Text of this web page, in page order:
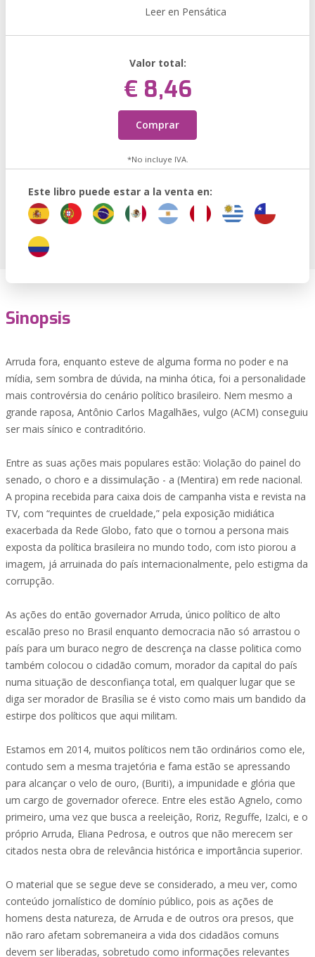
Leer en Pensática
Valor total:
€ 8,46
Comprar
*No incluye IVA.
Este libro puede estar a la venta en:
Sinopsis
Arruda fora, enquanto esteve de alguma forma no poder e na
mídia, sem sombra de dúvida, na minha ótica, foi a personalidade
mais controvérsia do cenário político brasileiro. Nem mesmo a
grande raposa, Antônio Carlos Magalhães, vulgo (ACM) conseguiu
ser mais sínico e contraditório.
Entre as suas ações mais populares estão: Violação do painel do
senado, o choro e a dissimulação - a (Mentira) em rede nacional.
A propina recebida para caixa dois de campanha vista e revista na
TV, com “requintes de crueldade,” pela exposição midiática
exacerbada da Rede Globo, fato que o tornou a persona mais
exposta da política brasileira no mundo todo, com isto piorou a
imagem, já arruinada do país internacionalmente, pelo estigma da
corrupção.
As ações do então governador Arruda, único político de alto
escalão preso no Brasil enquanto democracia não só arrastou o
país para um buraco negro de descrença na classe politica como
também colocou o cidadão comum, morador da capital do país
numa situação de desconfiança total, em qualquer lugar que se
diga ser morador de Brasília se é visto como mais um bandido da
estirpe dos políticos que aqui militam.
Estamos em 2014, muitos políticos nem tão ordinários como ele,
contudo sem a mesma trajetória e fama estão se apressando
para alcançar o velo de ouro, (Buriti), a impunidade e glória que
um cargo de governador oferece. Entre eles estão Agnelo, como
primeiro, uma vez que busca a reeleição, Roriz, Reguffe, Izalci, e o
próprio Arruda, Eliana Pedrosa, e outros que não merecem ser
citados nesta obra de relevância histórica e importância superior.
O material que se segue deve se considerado, a meu ver, como
conteúdo jornalístico de domínio público, pois as ações de
homens desta natureza, de Arruda e de outros ora presos, que
não raro afetam sobremaneira a vida dos cidadãos comuns
devem ser liberadas, sobretudo como informações relevantes